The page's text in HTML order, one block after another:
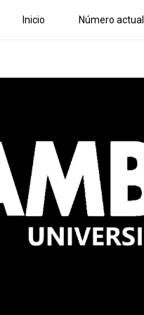
Inicio Número actual